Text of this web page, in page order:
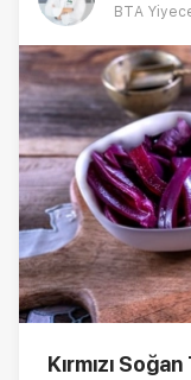
BTA
Kırmızı